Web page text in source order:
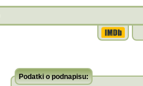
Podatki o podnapisu: